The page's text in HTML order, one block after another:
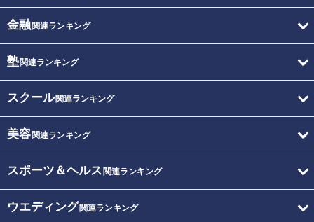
金融関連ランキング
塾関連ランキング
スクール関連ランキング
美容関連ランキング
スポーツ＆ヘルス 関連ランキング
ウエディング関連ランキング